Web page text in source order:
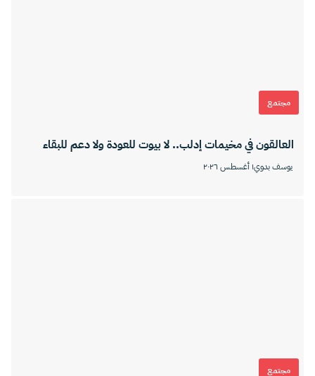
مجتمع
العالقون في مخيمات إدلب.. لا بيوت للعودة ولا دعم للبقاء
يوسف بدوي١ أغسطس ٢٠٢٦
مجتمع